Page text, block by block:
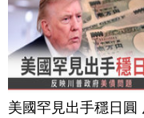
美國罕見出手穩日圓